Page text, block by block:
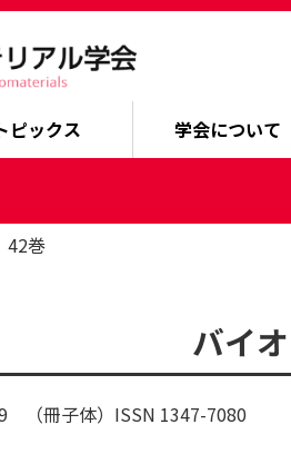
ピックス 学会について
42巻
バイ
（冊子体）ISSN 1347-7080